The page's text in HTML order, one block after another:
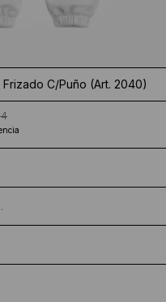
C/Puño (Art. 2040)